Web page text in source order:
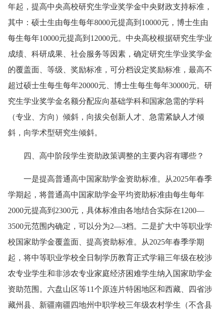
年起，提高中央高校研究生学业奖学金中央财政支持标准，
其中：硕士生由每生每年8000元提高到10000元，博士生由
每生每年10000元提高到12000元。中央高校根据研究生学业
成绩、科研成果、社会服务等因素，确定研究生学业奖学金
的覆盖面、等级、奖励标准，可分档设定奖励标准，最高不
超过硕士生每生每年20000元、博士生每生每年30000元。研
究生学业奖学金名额分配应向基础学科和国家急需的学科
（专业、方向）倾斜，向拔尖创新人才、急需紧缺人才倾
斜，向学术型研究生倾斜。
四、高中阶段学生资助政策调整的主要内容有哪些？
一是提高普通高中国家助学金资助标准。从2025年春季
学期起，将普通高中国家助学金平均资助标准由每生每年
2000元提高到2300元，具体标准由各地结合实际在1200—
3500元范围内确定，可以分为2—3档。二是扩大中等职业学
校国家助学金覆盖面、提高资助标准。从2025年春季学期
起，将中等职业学校全日制学历教育正式学籍三年级在校涉
农专业学生和非涉农专业家庭经济困难学生纳入国家助学金
资助范围。六盘山区等11个原连片特困地区和西藏、四省涉
藏州县、新疆南疆四地州中职学校三年级农村学生（不含县